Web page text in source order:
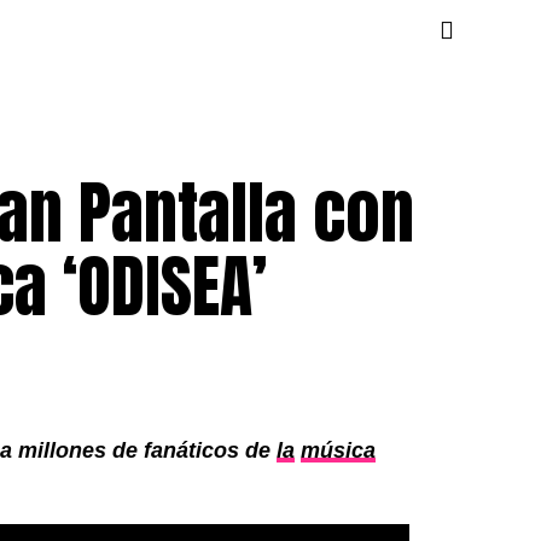
Pantalla con
millones de fanáticos de la música